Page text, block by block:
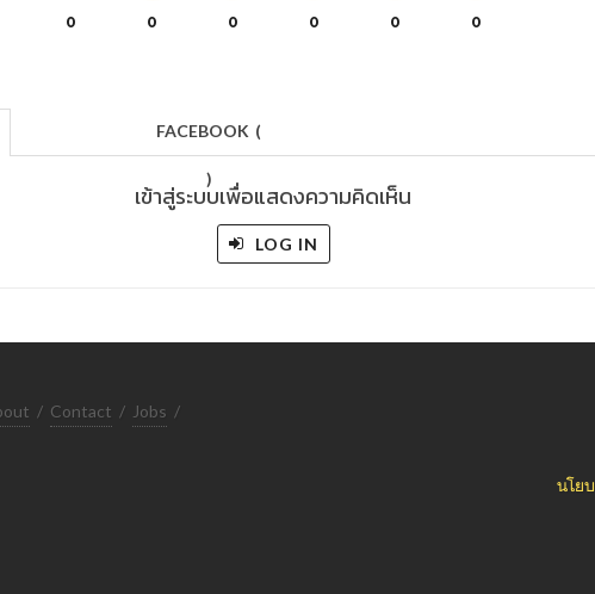
0 0 0 0 0 0
FACEBOOK (
)
เข้าสู่ระบบเพื่อแสดงความคิดเห็น
LOG IN
/ Contact / Jobs /
นโย